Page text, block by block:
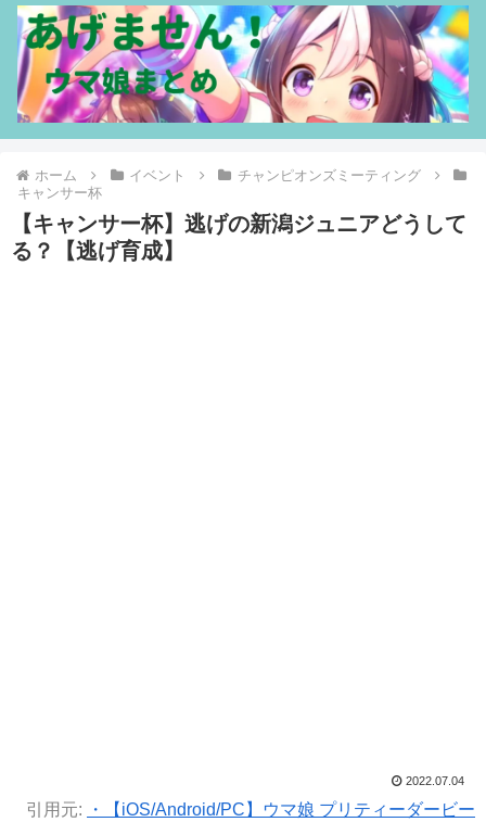
ホーム イベント
チャンピオンズミーティング
キャンサー杯
【キャンサー杯】逃げの新潟ジュニアどうして
る？【逃げ育成】
2022.07.04
引用元:
・【iOS/Android/PC】ウマ娘 プリティーダービー